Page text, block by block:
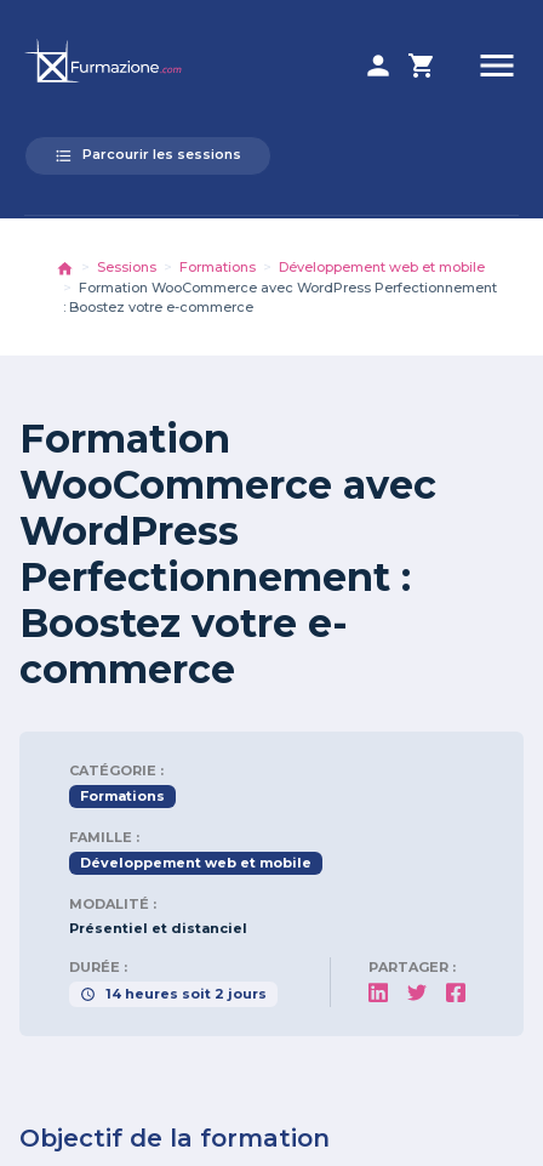
person shopping_cart menu
format_list_bulleted Parcourir les sessions
Sessions Formations
Développement web et mobile
Formation WooCommerce avec WordPress Perfectionnement
: Boostez votre e-commerce
Formation
WooCommerce avec
WordPress
Perfectionnement :
Boostez votre e-
commerce
CATÉGORIE :
Formations
FAMILLE :
Développement web et mobile
MODALITÉ :
Présentiel et distanciel
DURÉE :
14 heures soit 2 jours
PARTAGER :
Objectif de la formation